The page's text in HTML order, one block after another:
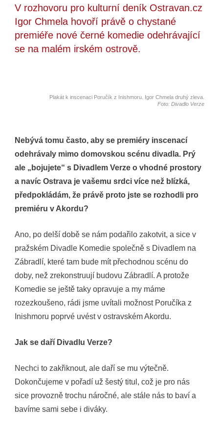
V rozhovoru pro kulturní deník Ostravan.cz
Igor Chmela hovoří právě o chystané
premiéře nové černé komedie odehrávající
se na malém irském ostrově.
Plakát k inscenaci Poručík z Inishmoru. Igor Chmela druhý zleva.
Foto: Divadlo Verze
Nebývá tomu často, aby se premiéry inscenací
odehrávaly mimo domovskou scénu divadla. Prý
ale „bojujete“ s Divadlem Verze o vhodné prostory
a navíc Ostrava je vašemu srdci více než blízká,
předpokládám, že právě proto jste se rozhodli pro
premiéru v Akordu?
Ano, po delší době se nám podařilo zakotvit, a sice v
pražském Divadle Komedie společně s Divadlem na
Zábradlí, které tam bude mít přechodnou scénu do
doby, než zrekonstruují budovu Zábradlí. A protože
Komedie se ještě taky opravuje a my máme
rozezkoušeno, rádi jsme uvítali možnost Poručíka z
Inishmoru poprvé uvést v ostravském Akordu.
Jak se daří Divadlu Verze?
Nechci to zakřiknout, ale daří se mu výtečně.
Dokončujeme v pořadí už šestý titul, což je pro nás
sice provozně trochu náročné, ale stále nás to baví a
bavíme sami sebe i diváky.